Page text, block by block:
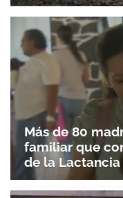
Más de 80
familiar que
de la Lactancia